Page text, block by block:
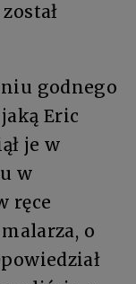
godnego
Eric
je w
w
ręce
o